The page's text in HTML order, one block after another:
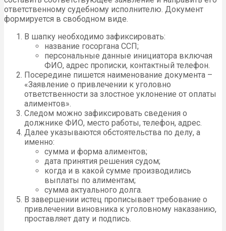
ответственному судебному исполнителю. Документ
формируется в свободном виде.
В шапку необходимо зафиксировать:
название госоргана ССП;
персональные данные инициатора включая
ФИО, адрес прописки, контактный телефон.
Посередине пишется наименование документа –
«Заявление о привлечении к уголовно
ответственности за злостное уклонение от оплаты
алиментов».
Следом можно зафиксировать сведения о
должнике ФИО, место работы, телефон, адрес.
Далее указываются обстоятельства по делу, а
именно:
сумма и форма алиментов;
дата принятия решения судом;
когда и в какой сумме производились
выплаты по алиментам;
сумма актуального долга.
В завершении истец прописывает требование о
привлечении виновника к уголовному наказанию,
проставляет дату и подпись.